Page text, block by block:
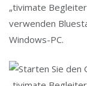
„tivimate
verwenden
Windows-PC.